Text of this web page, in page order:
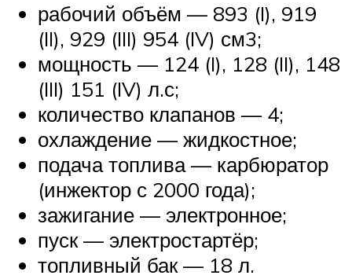
рабочий объём — 893 (I), 919
(II), 929 (III) 954 (IV) см3;
мощность — 124 (I), 128 (II), 148
(III) 151 (IV) л.с;
количество клапанов — 4;
охлаждение — жидкостное;
подача топлива — карбюратор
(инжектор с 2000 года);
зажигание — электронное;
пуск — электростартёр;
топливный бак — 18 л.